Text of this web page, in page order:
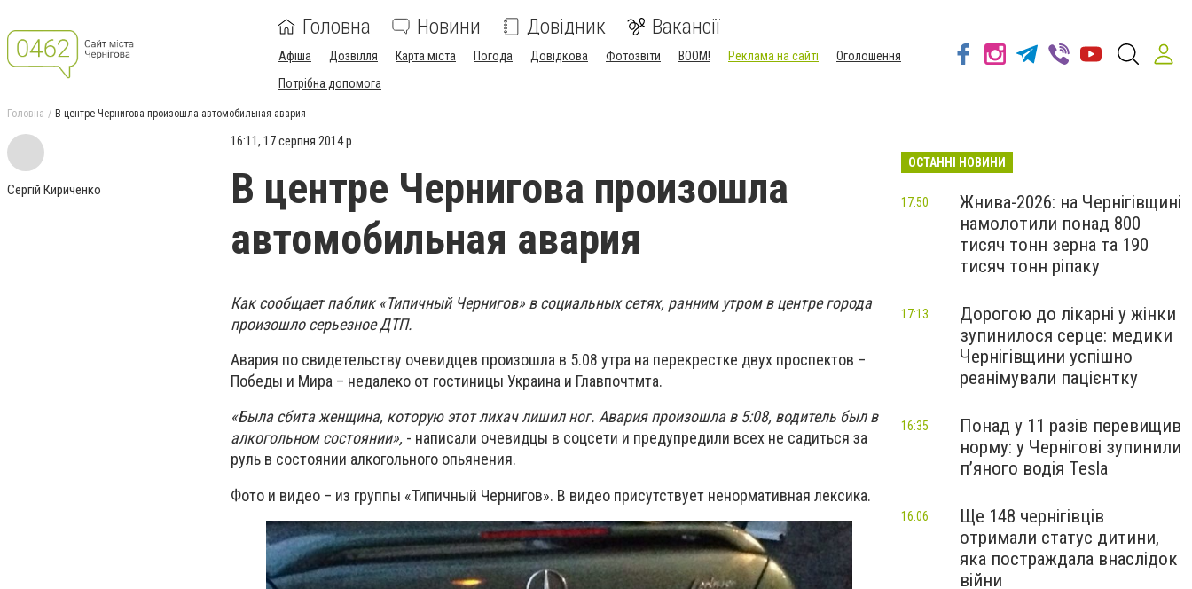
Головна Новини Довідник Вакансії
Афіша Дозвілля Карта міста Погода Довідкова Фотозвіти BOOM! Реклама на сайті
Оголошення
Потрібна допомога
Головна В центре Чернигова произошла автомобильная авария
Сергій Кириченко
16:11, 17 серпня 2014 р.
В центре Чернигова произошла
автомобильная авария
Как сообщает паблик «Типичный Чернигов» в социальных сетях, ранним утром в центре города
произошло серьезное ДТП.
Авария по свидетельству очевидцев произошла в 5.08 утра на перекрестке двух проспектов –
Победы и Мира – недалеко от гостиницы Украина и Главпочтмта.
«Была сбита женщина, которую этот лихач лишил ног. Авария произошла в 5:08, водитель был в
алкогольном состоянии», - написали очевидцы в соцсети и предупредили всех не садиться за
руль в состоянии алкогольного опьянения.
Фото и видео – из группы «Типичный Чернигов». В видео присутствует ненормативная лексика.
ОСТАННІ НОВИНИ
Жнива-2026: на Чернігівщині
намолотили понад 800
тисяч тонн зерна та 190
тисяч тонн ріпаку
17:50
Дорогою до лікарні у жінки
зупинилося серце: медики
Чернігівщини успішно
реанімували пацієнтку
17:13
Понад у 11 разів перевищив
норму: у Чернігові зупинили
пʼяного водія Tesla
16:35
Ще 148 чернігівців
отримали статус дитини,
яка постраждала внаслідок
війни
16:06